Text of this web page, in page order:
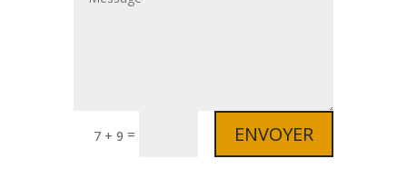
7 + 9 = ENVOYER